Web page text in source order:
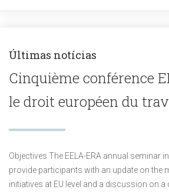
Últimas notícias
Cinquième conférence
le droit européen du
Objectives The EELA-ERA annual seminar
provide participants with an update on the
initiatives at EU level and a discussion on